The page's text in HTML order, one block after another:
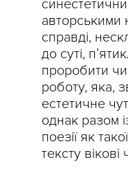
авторськими
справді,
до суті,
проробити
роботу, яка,
естетичне
однак разом
поезії як
тексту вікові